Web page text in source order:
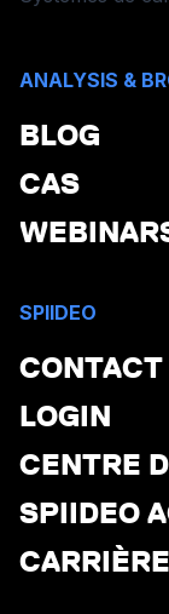
ANALYSIS &
BLOG
CAS
SPIIDEO
CONTACT
LOGIN
CENTRE
SPIIDEO